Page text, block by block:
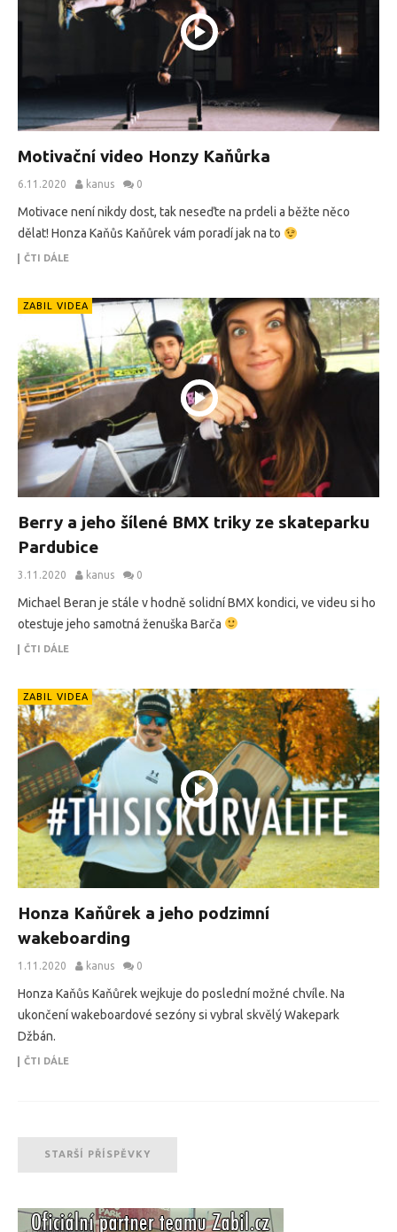
Motivační video Honzy Kaňůrka
6.11.2020 kanus 0
Motivace není nikdy dost, tak neseďte na prdeli a běžte něco
dělat! Honza Kaňůs Kaňůrek vám poradí jak na to
ČTI DÁLE
ZABIL VIDEA
Berry a jeho šílené BMX triky ze skateparku
Pardubice
3.11.2020 kanus 0
Michael Beran je stále v hodně solidní BMX kondici, ve videu si ho
otestuje jeho samotná ženuška Barča
ČTI DÁLE
ZABIL VIDEA
Honza Kaňůrek a jeho podzimní
wakeboarding
1.11.2020 kanus 0
Honza Kaňůs Kaňůrek wejkuje do poslední možné chvíle. Na
ukončení wakeboardové sezóny si vybral skvělý Wakepark
Džbán.
ČTI DÁLE
STARŠÍ PŘÍSPĚVKY